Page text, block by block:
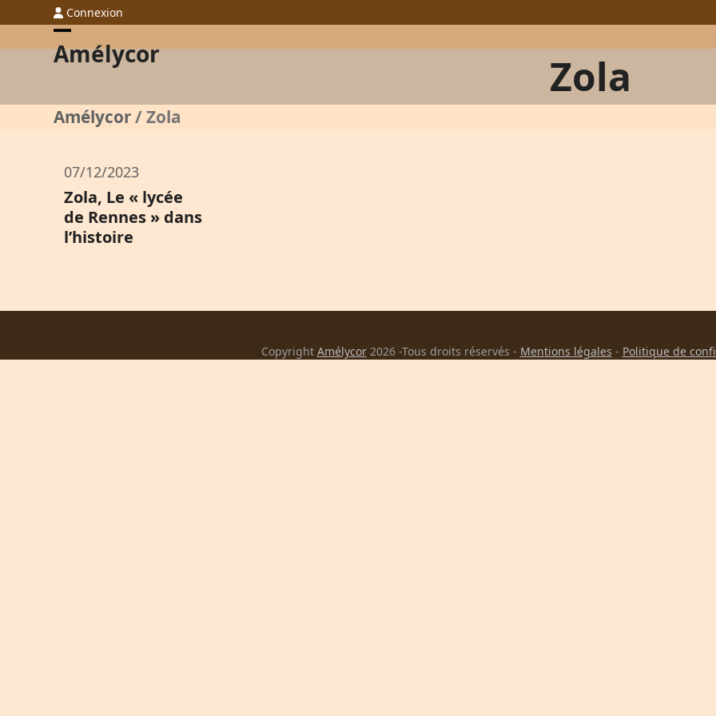
to
content
Connexion
Amélycor
Open
menu
Close
menu
Zola
Amélycor/Zola
07/12/2023
Zola, Le « lycée
de Rennes » dans
l’histoire
Copyright Amélycor2026 -Tous droits réservés - Mentions légales - Politique de